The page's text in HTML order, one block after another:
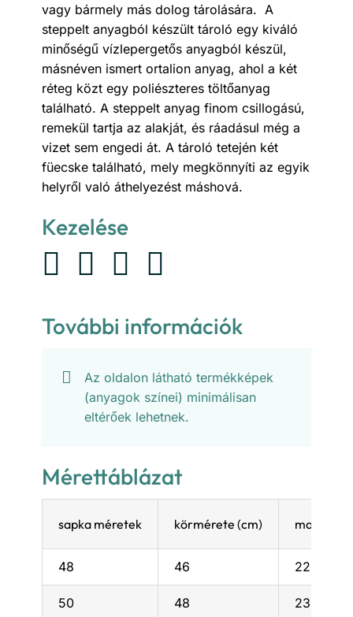
vagy bármely más dolog tárolására. A
steppelt anyagból készült tároló egy kiváló
minőségű vízlepergetős anyagból készül,
másnéven ismert ortalion anyag, ahol a két
réteg közt egy poliészteres töltőanyag
található. A steppelt anyag finom csillogású,
remekül tartja az alakját, és ráadásul még a
vizet sem engedi át. A tároló tetején két
füecske található, mely megkönnyíti az egyik
helyről való áthelyezést máshová.
Kezelése
További információk
Az oldalon látható termékképek
(anyagok színei) minimálisan
eltérőek lehetnek.
Mérettáblázat
sapka méretek körmérete (cm)
48 46 22,5
50 48 23